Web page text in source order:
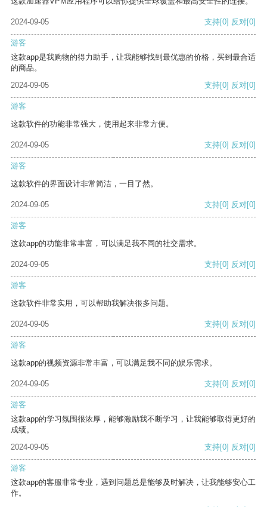
2024-09-05 支持[0] 反对[0]
游客
这款app是我购物的得力助手，让我能够找到最优惠的价格，买到最合适
的商品。
2024-09-05
支持[0] 反对[0]
游客
这款软件的功能非常强大，使用起来非常方便。
2024-09-05 支持[0] 反对[0]
游客
这款软件的界面设计非常简洁，一目了然。
2024-09-05 支持[0] 反对[0]
游客
这款app的功能非常丰富，可以满足我不同的社交需求。
2024-09-05 支持[0] 反对[0]
游客
这款软件非常实用，可以帮助我解决很多问题。
2024-09-05 支持[0] 反对[0]
游客
这款app的视频资源非常丰富，可以满足我不同的娱乐需求。
2024-09-05 支持[0] 反对[0]
游客
这款app的学习氛围很浓厚，能够激励我不断学习，让我能够取得更好的
成绩。
2024-09-05
支持[0] 反对[0]
游客
这款app的客服非常专业，遇到问题总是能够及时解决，让我能够安心工
作。